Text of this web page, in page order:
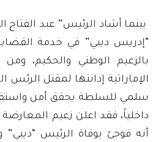
بينما أشاد الرئيس” عبد
“إدريس ديبي” في خدمة
بالزعيم الوطني والحكيم، ومن
الإماراتية إدانتها لمقتل الرئس
سلمي للسلطة يحقق أمن
داخلياً، فقد اعلن زعيم المعارضة
أنه فوجئ بوفاة الرئيس “ديبي”